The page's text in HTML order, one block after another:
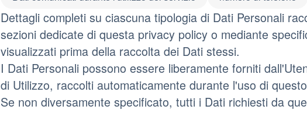
Dettagli completi su ciascuna tipologia di Dati Personali
sezioni dedicate di questa privacy policy o mediante
visualizzati prima della raccolta dei Dati stessi.
I Dati Personali possono essere liberamente forniti
di Utilizzo, raccolti automaticamente durante l'uso di
Se non diversamente specificato, tutti i Dati richiesti da